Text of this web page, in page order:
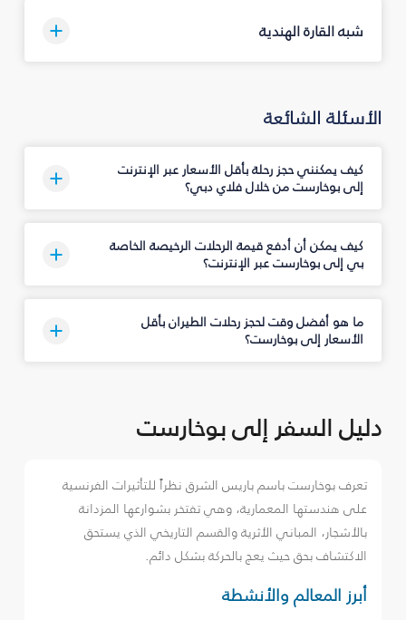
شبه القارة الهندية
الأسئلة الشائعة
كيف يمكنني حجز رحلة بأقل الأسعار عبر الإنترنت
إلى بوخارست من خلال فلاي دبي؟
كيف يمكن أن أدفع قيمة الرحلات الرخيصة الخاصة
بي إلى بوخارست عبر الإنترنت؟
ما هو أفضل وقت لحجز رحلات الطيران بأقل
الأسعار إلى بوخارست؟
دليل السفر إلى بوخارست
تعرف بوخارست باسم باريس الشرق نظراً للتأثيرات الفرنسية
على هندستها المعمارية، وهي تفتخر بشوارعها المزدانة
بالأشجار، المباني الأثرية والقسم التاريخي الذي يستحق
الاكتشاف بحق حيث يعج بالحركة بشكل دائم.
أبرز المعالم والأنشطة